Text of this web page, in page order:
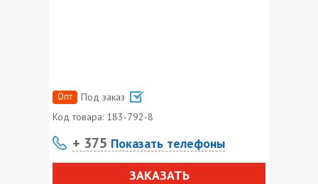
Опт
Под заказ
Код товара: 183-792-8
+ 375 Показать телефоны
ЗАКАЗАТЬ